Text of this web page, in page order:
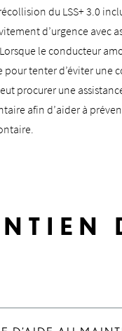
du LSS+ 3.0
d’urgence avec
le conducteur
tenter d’éviter une
procurer une
afin d’aider à